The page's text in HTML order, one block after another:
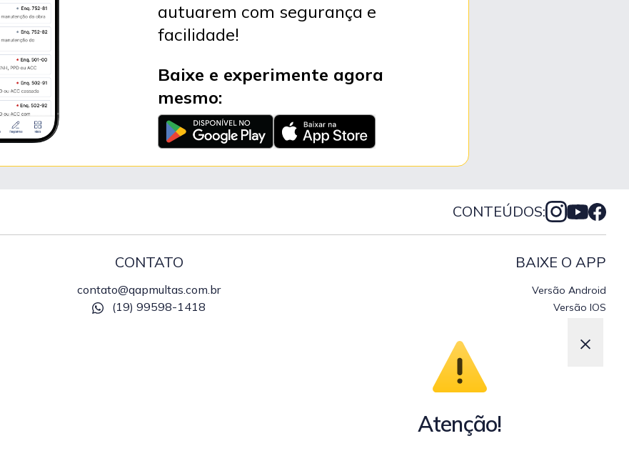
autuarem com segurança e
facilidade!
Baixe e experimente agora
mesmo:
CONTEÚDOS:
CONTATO
contato@qapmultas.com.br
(19) 99598-1418
BAIXE O APP
Versão Android
Versão IOS
Atenção!
×